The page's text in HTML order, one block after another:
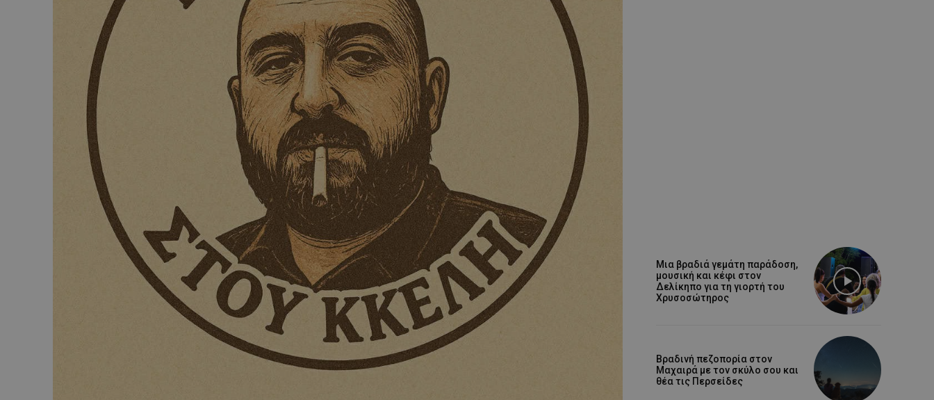
Μια βραδιά γεμάτη παράδοση,
μουσική και κέφι στον
Δελίκηπο για τη γιορτή του
Χρυσοσώτηρος
Βραδινή πεζοπορία στον
Μαχαιρά με τον σκύλο σου και
θέα τις Περσείδες